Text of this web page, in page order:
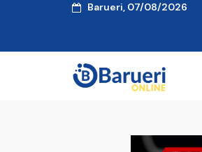
Barueri, 07/08/2026